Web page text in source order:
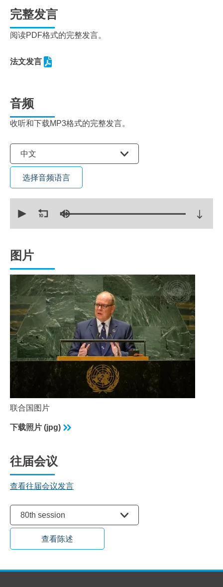
完整发言
阅读PDF格式的完整发言。
法文发言
音频
收听和下载MP3格式的完整发言。
选择语言
中文
选择音频语言
seconds
seconds
图片
联合国图片
下载照片 (jpg)
往届会议
查看往届会议发言
80th session
查看陈述